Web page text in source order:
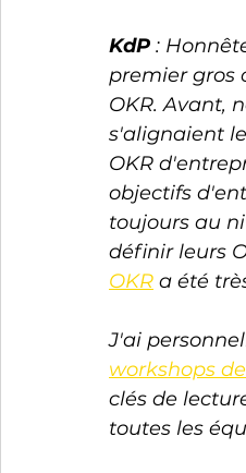
KdP :
premier gros
OKR. Avant,
s'alignaient
OKR
objectifs
toujours au
définir leurs
OKR a été
J'ai
workshops
clés de
toutes les